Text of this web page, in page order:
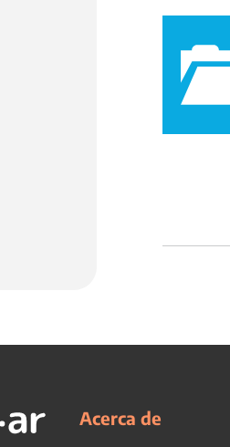
Acerca de